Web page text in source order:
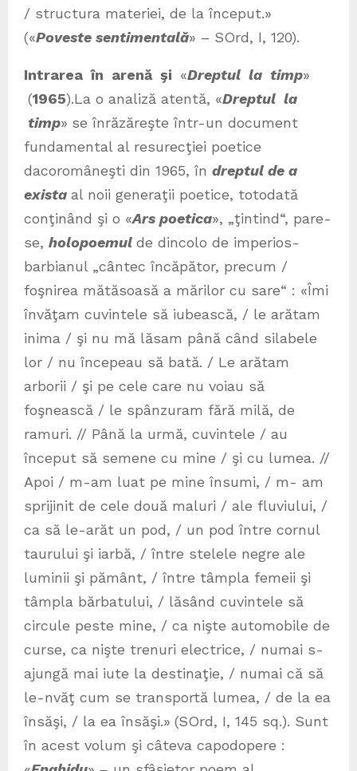
/ structura materiei, de la început.»
(«Poveste sentimentală» – SOrd, I, 120).
Intrarea în arenă şi «Dreptul la timp»
(1965).La o analiză atentă, «Dreptul la
timp» se înrăzăreşte într-un document
fundamental al resurecţiei poetice
dacoromâneşti din 1965, în dreptul de a
exista al noii generaţii poetice, totodată
conţinând şi o «Ars poetica», „ţintind“, pare-
se, holopoemul de dincolo de imperios-
barbianul „cântec încăpător, precum /
foşnirea mătăsoasă a mărilor cu sare“ : «Îmi
învăţam cuvintele să iubească, / le arătam
inima / şi nu mă lăsam până când silabele
lor / nu începeau să bată. / Le arătam
arborii / şi pe cele care nu voiau să
foşnească / le spânzuram fără milă, de
ramuri. // Până la urmă, cuvintele / au
început să semene cu mine / şi cu lumea. //
Apoi / m-am luat pe mine însumi, / m- am
sprijinit de cele două maluri / ale fluviului, /
ca să le-arăt un pod, / un pod între cornul
taurului şi iarbă, / între stelele negre ale
luminii şi pământ, / între tâmpla femeii şi
tâmpla bărbatului, / lăsând cuvintele să
circule peste mine, / ca nişte automobile de
curse, ca nişte trenuri electrice, / numai s-
ajungă mai iute la destinaţie, / numai că să
le-nvăţ cum se transportă lumea, / de la ea
însăşi, / la ea însăşi.» (SOrd, I, 145 sq.). Sunt
în acest volum şi câteva capodopere :